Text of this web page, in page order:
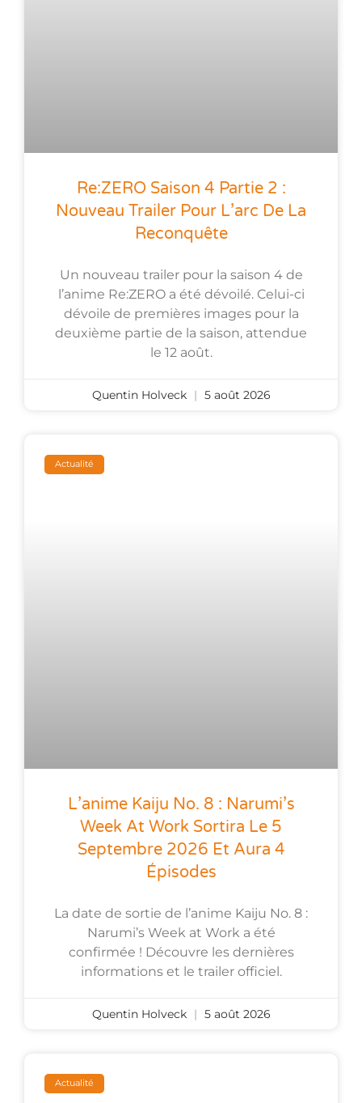
Re:ZERO Saison 4 Partie 2 :
Nouveau Trailer Pour L’arc De La
Reconquête
Un nouveau trailer pour la saison 4 de
l’anime Re:ZERO a été dévoilé. Celui-ci
dévoile de premières images pour la
deuxième partie de la saison, attendue
le 12 août.
Quentin Holveck 5 août 2026
Actualité
L’anime Kaiju No. 8 : Narumi’s
Week At Work Sortira Le 5
Septembre 2026 Et Aura 4
Épisodes
La date de sortie de l’anime Kaiju No. 8 :
Narumi’s Week at Work a été
confirmée ! Découvre les dernières
informations et le trailer officiel.
Quentin Holveck 5 août 2026
Actualité